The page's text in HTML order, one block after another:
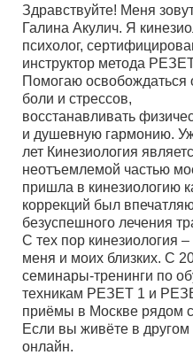
Здравствуйте! Меня
Галина Акулич. Я
психолог,
инструктор метода
Помогаю освобождаться
боли и стрессов,
восстанавливать
и душевную гармонию.
лет Кинезиология
неотъемлемой частью
пришла в кинезиологию
коррекций был
безуспешного лечения
С тех пор кинезиология
меня и моих близких. С
семинары-тренинги по
техникам РЕЗЕТ 1 и
приёмы в Москве рядом
Если вы живёте в другом
онлайн.